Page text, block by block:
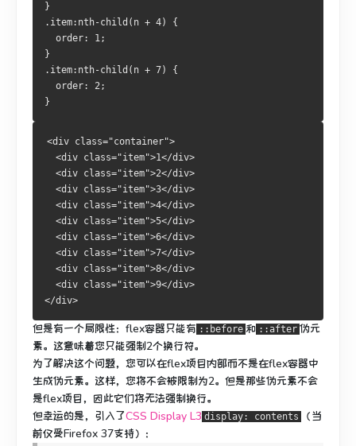
}
.item:nth-child(n + 4) {
  order: 1;
}
.item:nth-child(n + 7) {
  order: 2;
}
<div class="container">
  <div class="item">1</div>
  <div class="item">2</div>
  <div class="item">3</div>
  <div class="item">4</div>
  <div class="item">5</div>
  <div class="item">6</div>
  <div class="item">7</div>
  <div class="item">8</div>
  <div class="item">9</div>
</div>
但是有一个局限性：flex容器只能有 ::before 和 ::after 伪元
素。 这意味着您只能强制2个换行符。
为了解决这个问题，您可以在flex项目内部而不是在flex容器中
生成伪元素。 这样，您将不会被限制为2。但是那些伪元素不会
是flex项目，因此它们将无法强制换行。
但幸运的是， 引入了CSS Display L3 display: contents
（当
前仅受Firefox 37支持）：